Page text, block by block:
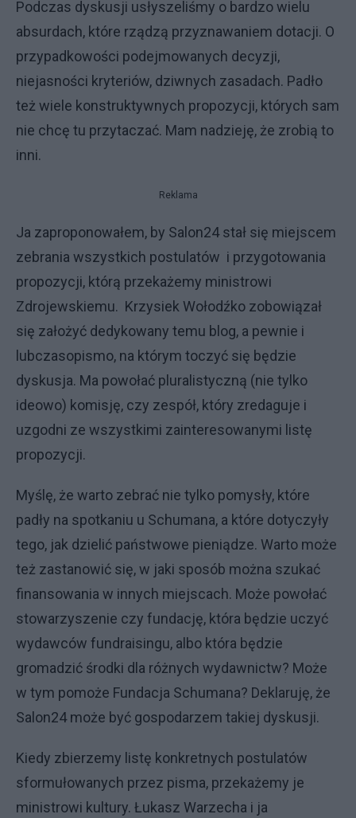
Podczas dyskusji usłyszeliśmy o bardzo wielu
absurdach, które rządzą przyznawaniem dotacji. O
przypadkowości podejmowanych decyzji,
niejasności kryteriów, dziwnych zasadach. Padło
też wiele konstruktywnych propozycji, których sam
nie chcę tu przytaczać. Mam nadzieję, że zrobią to
inni.
Reklama
Ja zaproponowałem, by Salon24 stał się miejscem
zebrania wszystkich postulatów i przygotowania
propozycji, którą przekażemy ministrowi
Zdrojewskiemu. Krzysiek Wołodźko zobowiązał
się założyć dedykowany temu blog, a pewnie i
lubczasopismo, na którym toczyć się będzie
dyskusja. Ma powołać pluralistyczną (nie tylko
ideowo) komisję, czy zespół, który zredaguje i
uzgodni ze wszystkimi zainteresowanymi listę
propozycji.
Myślę, że warto zebrać nie tylko pomysły, które
padły na spotkaniu u Schumana, a które dotyczyły
tego, jak dzielić państwowe pieniądze. Warto może
też zastanowić się, w jaki sposób można szukać
finansowania w innych miejscach. Może powołać
stowarzyszenie czy fundację, która będzie uczyć
wydawców fundraisingu, albo która będzie
gromadzić środki dla różnych wydawnictw? Może
w tym pomoże Fundacja Schumana? Deklaruję, że
Salon24 może być gospodarzem takiej dyskusji.
Kiedy zbierzemy listę konkretnych postulatów
sformułowanych przez pisma, przekażemy je
ministrowi kultury. Łukasz Warzecha i ja